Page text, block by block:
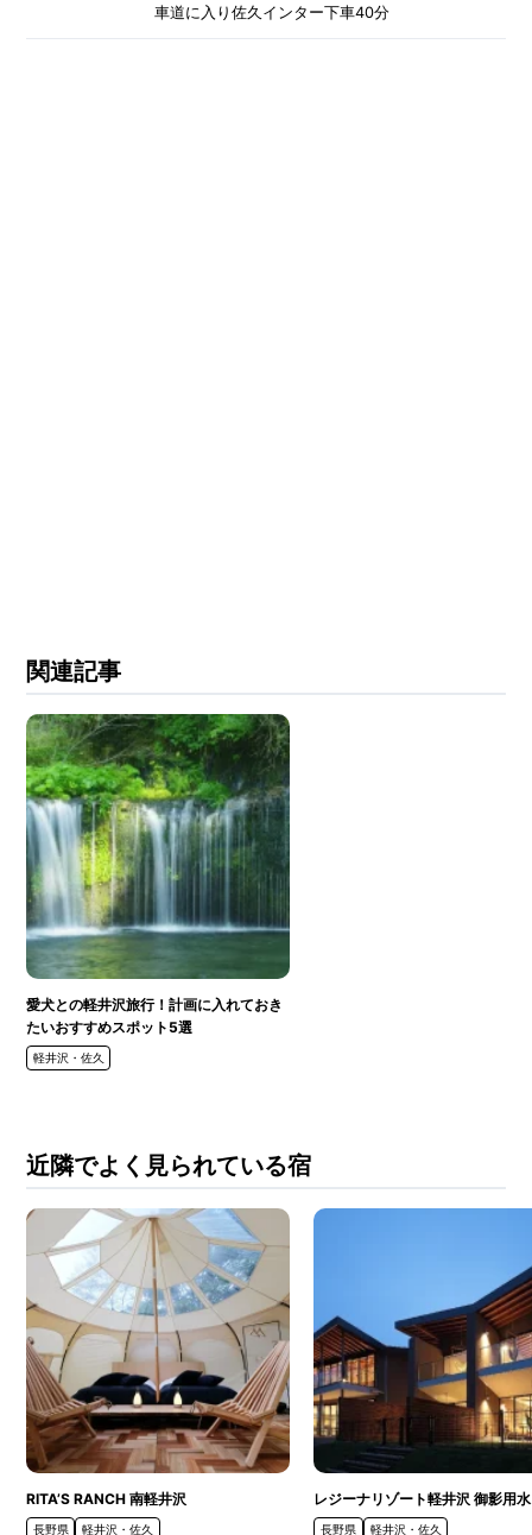
車道に入り佐久インター下車40分
関連記事
愛犬との軽井沢旅行！計画に入れておき
たいおすすめスポット5選
軽井沢・佐久
近隣でよく見られている宿
RITA’S RANCH 南軽井沢
長野県 軽井沢・佐久
レジーナリゾート軽井沢 御影用水
長野県 軽井沢・佐久